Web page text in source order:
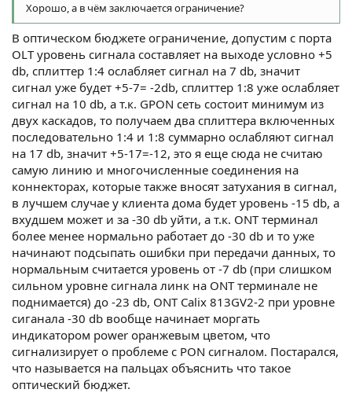
Хорошо, а в чём заключается ограничение?
В оптическом бюджете ограничение, допустим с порта
OLT уровень сигнала составляет на выходе условно +5
db, сплиттер 1:4 ослабляет сигнал на 7 db, значит
сигнал уже будет +5-7= -2db, сплиттер 1:8 уже ослабляет
сигнал на 10 db, а т.к. GPON сеть состоит минимум из
двух каскадов, то получаем два сплиттера включенных
последовательно 1:4 и 1:8 суммарно ослабляют сигнал
на 17 db, значит +5-17=-12, это я еще сюда не считаю
самую линию и многочисленные соединения на
коннекторах, которые также вносят затухания в сигнал,
в лучшем случае у клиента дома будет уровень -15 db, а
вхудшем может и за -30 db уйти, а т.к. ONT терминал
более менее нормально работает до -30 db и то уже
начинают подсыпать ошибки при передачи данных, то
нормальным считается уровень от -7 db (при слишком
сильном уровне сигнала линк на ONT терминале не
поднимается) до -23 db, ONT Calix 813GV2-2 при уровне
сиганала -30 db вообще начинает моргать
индикатором power оранжевым цветом, что
сигнализирует о проблеме с PON сигналом. Постарался,
что называется на пальцах объяснить что такое
оптический бюджет.